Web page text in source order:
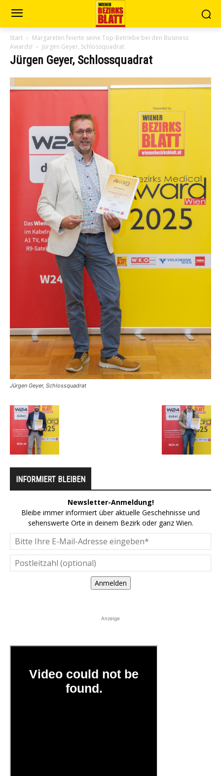
Start
Margareten feierte seine Top-Betriebe bei den Business
Awards!
Jürgen Geyer, Schlossquadrat
Jürgen Geyer, Schlossquadrat
Jürgen Geyer, Schlossquadrat
INFORMIERT BLEIBEN
Newsletter-Anmeldung!
Bleibe immer informiert über aktuelle Geschehnisse und
sehenswerte Orte in deinem Bezirk oder ganz Wien.
Anmelden
Anzeige